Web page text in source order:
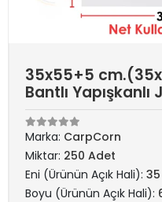
35x55+5
Bantlı
Marka: CarpCorn
Miktar: 250 Adet
Eni (Ürünün Açık Hali):
Boyu (Ürünün Açık Hali):